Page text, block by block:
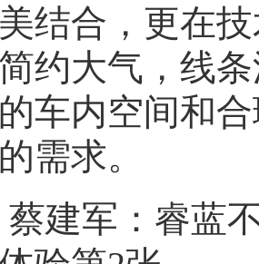
结合，更在
约大气，线
车内空间和
需求。